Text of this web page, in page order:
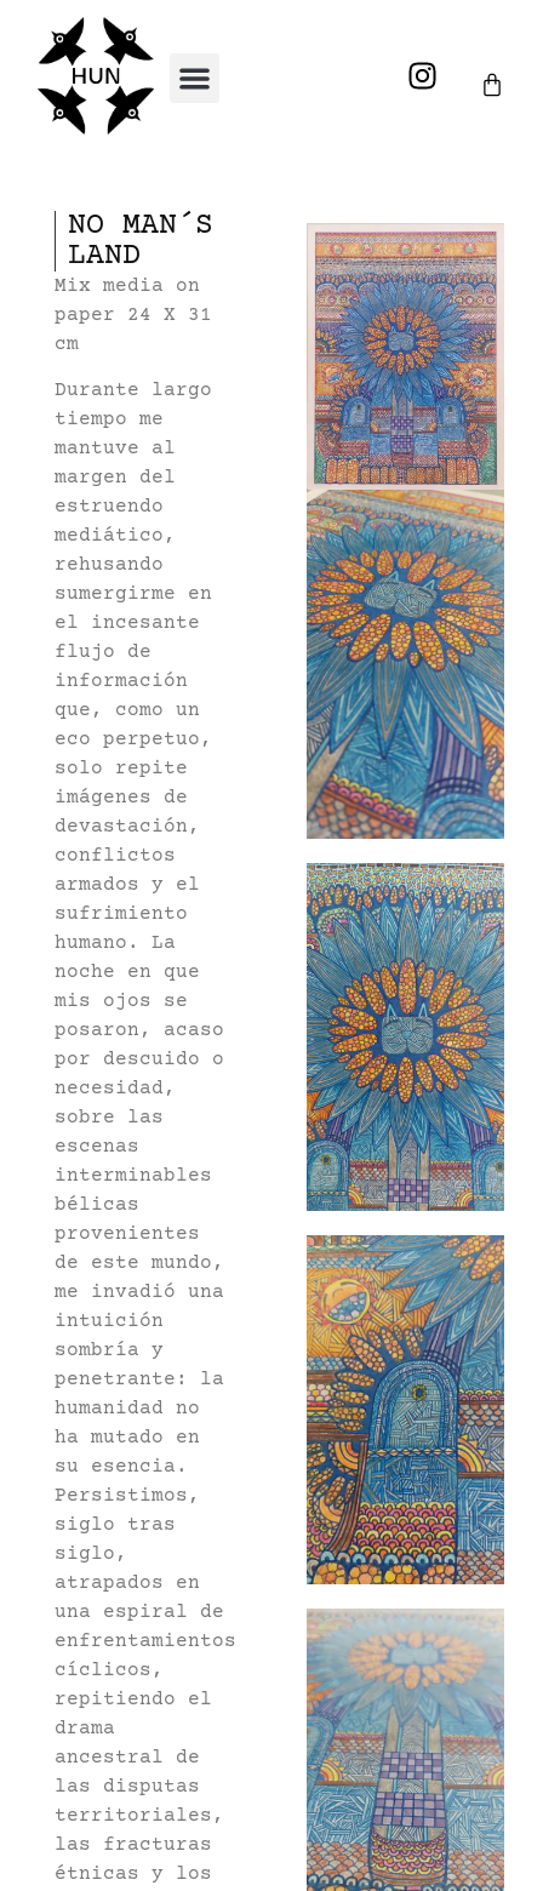
NO MAN´S
LAND
Mix media on
paper 24 X 31
cm
Durante largo
tiempo me
mantuve al
margen del
estruendo
mediático,
rehusando
sumergirme en
el incesante
flujo de
información
que, como un
eco perpetuo,
solo repite
imágenes de
devastación,
conflictos
armados y el
sufrimiento
humano. La
noche en que
mis ojos se
posaron, acaso
por descuido o
necesidad,
sobre las
escenas
interminables
bélicas
provenientes
de este mundo,
me invadió una
intuición
sombría y
penetrante: la
humanidad no
ha mutado en
su esencia.
Persistimos,
siglo tras
siglo,
atrapados en
una espiral de
enfrentamientos
cíclicos,
repitiendo el
drama
ancestral de
las disputas
territoriales,
las fracturas
étnicas y los